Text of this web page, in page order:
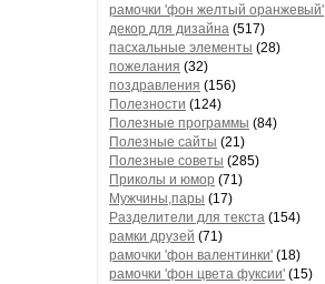
рамочки 'фон желтый оранжевый'
декор для дизайна (517)
пасхальные элементы (28)
пожелания (32)
поздравления (156)
Полезности (124)
Полезные программы (84)
Полезные сайты (21)
Полезные советы (285)
Приколы и юмор (71)
Мужчины,пары (17)
Разделители для текста (154)
рамки друзей (71)
рамочки 'фон валентинки' (18)
рамочки 'фон цвета фуксии' (15)